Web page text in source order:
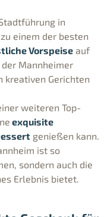
in
einem der besten
Vorspeise auf
Mannheimer
kreativen Gerichten
weiteren Top-
exquisite
genießen kann.
ist so
sondern auch die
Erlebnis bietet.